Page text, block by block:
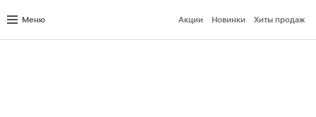
Меню Акции Новинки Хиты продаж